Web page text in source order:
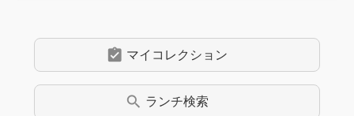
assignment_turned_in マイコレクション
search ランチ検索